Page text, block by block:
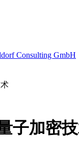
子加密